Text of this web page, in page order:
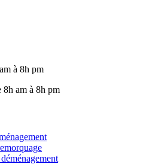
à 8h pm
am à 8h pm